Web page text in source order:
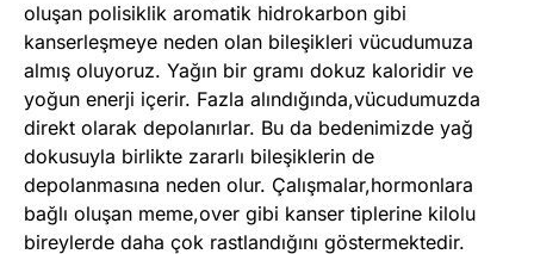
oluşan polisiklik aromatik hidrokarbon gibi
kanserleşmeye neden olan bileşikleri vücudumuza
almış oluyoruz. Yağın bir gramı dokuz kaloridir ve
yoğun enerji içerir. Fazla alındığında,vücudumuzda
direkt olarak depolanırlar. Bu da bedenimizde yağ
dokusuyla birlikte zararlı bileşiklerin de
depolanmasına neden olur. Çalışmalar,hormonlara
bağlı oluşan meme,over gibi kanser tiplerine kilolu
bireylerde daha çok rastlandığını göstermektedir.